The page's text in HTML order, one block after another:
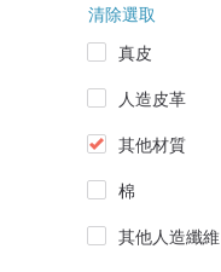
清除選取
真皮
人造皮革
其他材質
棉
其他人造纖維